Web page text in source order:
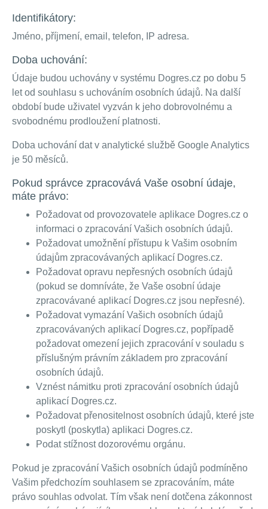
Identifikátory:
Jméno, příjmení, email, telefon, IP adresa.
Doba uchování:
Údaje budou uchovány v systému Dogres.cz po dobu 5
let od souhlasu s uchováním osobních údajů. Na další
období bude uživatel vyzván k jeho dobrovolnému a
svobodnému prodloužení platnosti.
Doba uchování dat v analytické službě Google Analytics
je 50 měsíců.
Pokud správce zpracovává Vaše osobní údaje,
máte právo:
Požadovat od provozovatele aplikace Dogres.cz o
informaci o zpracování Vašich osobních údajů.
Požadovat umožnění přístupu k Vašim osobním
údajům zpracovávaných aplikací Dogres.cz.
Požadovat opravu nepřesných osobních údajů
(pokud se domníváte, že Vaše osobní údaje
zpracovávané aplikací Dogres.cz jsou nepřesné).
Požadovat vymazání Vašich osobních údajů
zpracovávaných aplikací Dogres.cz, popřípadě
požadovat omezení jejich zpracování v souladu s
příslušným právním základem pro zpracování
osobních údajů.
Vznést námitku proti zpracování osobních údajů
aplikací Dogres.cz.
Požadovat přenositelnost osobních údajů, které jste
poskytl (poskytla) aplikaci Dogres.cz.
Podat stížnost dozorovému orgánu.
Pokud je zpracování Vašich osobních údajů podmíněno
Vašim předchozím souhlasem se zpracováním, máte
právo souhlas odvolat. Tím však není dotčena zákonnost